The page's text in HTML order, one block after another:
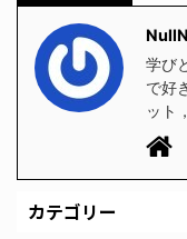
学び
で好
ット
カテゴリー